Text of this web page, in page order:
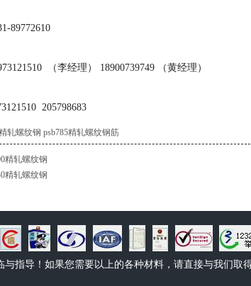
89772610
（李经理） 18900739749 （黄经理）
205798683
轧螺纹钢 psb785精轧螺纹钢筋
精轧螺纹钢
精轧螺纹钢
与指导！如果您需要以上的各种材料，请直接与我们取